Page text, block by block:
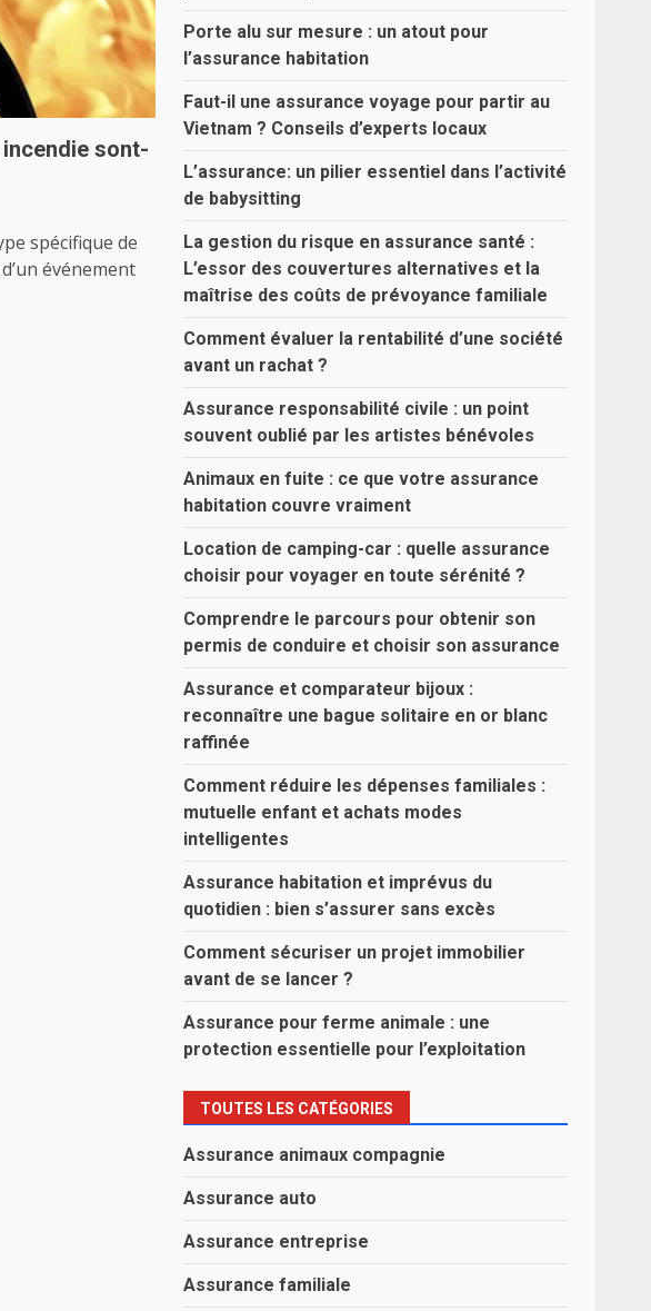
sont-
spécifique de
événement
Porte alu sur mesure : un atout pour
l’assurance habitation
Faut-il une assurance voyage pour partir au
Vietnam ? Conseils d’experts locaux
L’assurance: un pilier essentiel dans l’activité
de babysitting
La gestion du risque en assurance santé :
L’essor des couvertures alternatives et la
maîtrise des coûts de prévoyance familiale
Comment évaluer la rentabilité d’une société
avant un rachat ?
Assurance responsabilité civile : un point
souvent oublié par les artistes bénévoles
Animaux en fuite : ce que votre assurance
habitation couvre vraiment
Location de camping-car : quelle assurance
choisir pour voyager en toute sérénité ?
Comprendre le parcours pour obtenir son
permis de conduire et choisir son assurance
Assurance et comparateur bijoux :
reconnaître une bague solitaire en or blanc
raffinée
Comment réduire les dépenses familiales :
mutuelle enfant et achats modes
intelligentes
Assurance habitation et imprévus du
quotidien : bien s’assurer sans excès
Comment sécuriser un projet immobilier
avant de se lancer ?
Assurance pour ferme animale : une
protection essentielle pour l’exploitation
TOUTES LES CATÉGORIES
Assurance animaux compagnie
Assurance auto
Assurance entreprise
Assurance familiale